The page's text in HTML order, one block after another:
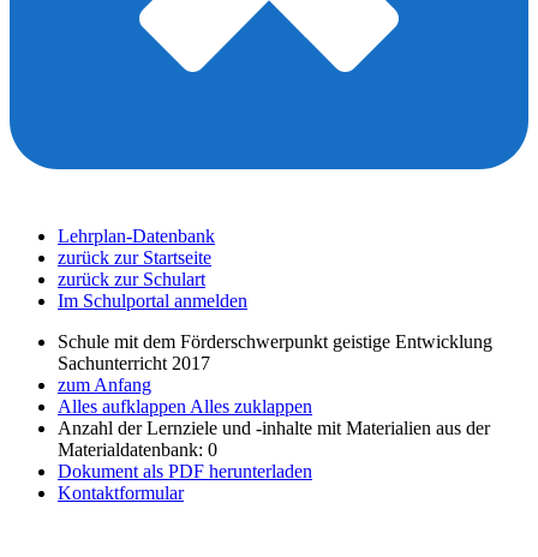
Lehrplan-Datenbank
zurück zur Startseite
zurück zur Schulart
Im Schulportal anmelden
Schule mit dem Förderschwerpunkt geistige Entwicklung
Sachunterricht 2017
zum Anfang
Alles aufklappen Alles zuklappen
Anzahl der Lernziele und -inhalte mit Materialien aus der
Materialdatenbank: 0
Dokument als PDF herunterladen
Kontaktformular